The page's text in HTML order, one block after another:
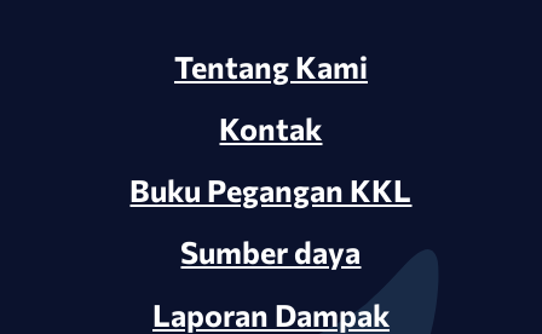
Tentang Kami
Kontak
Buku Pegangan KKL
Sumber daya
Laporan Dampak